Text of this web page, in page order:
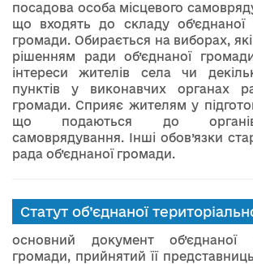
посадова особа місцевого
що входять до складу об’єднаної
громади. Обирається на виборах,
рішенням ради об’єднаної
інтереси жителів села чи
пунктів у виконавчих органах
громади. Сприяє жителям у
що подаються до органів
самоврядування. Інші обов’язки
рада об’єднаної громади.
Статут об’єднаної
основний документ об’єднаної
громади, прийнятий її